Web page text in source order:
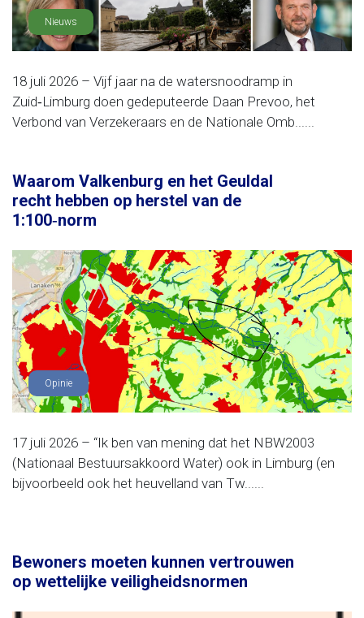
Nieuws
18 juli 2026 – Vijf jaar na de watersnoodramp in
Zuid‑Limburg doen gedeputeerde Daan Prevoo, het
Verbond van Verzekeraars en de Nationale Omb......
Waarom Valkenburg en het Geuldal
recht hebben op herstel van de
1:100‑norm
Opinie
17 juli 2026 – “Ik ben van mening dat het NBW2003
(Nationaal Bestuursakkoord Water) ook in Limburg (en
bijvoorbeeld ook het heuvelland van Tw......
Bewoners moeten kunnen vertrouwen
op wettelijke veiligheidsnormen